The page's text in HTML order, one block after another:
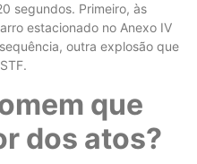
segundos. Primeiro, às
estacionado no Anexo IV
outra explosão que
que
dos atos?